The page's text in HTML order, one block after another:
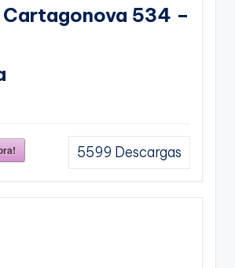
534 –
5599 Descargas